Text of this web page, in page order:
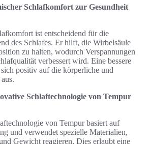
Schlafkomfort zur Gesundheit
ist entscheidend für die
des Schlafes. Er hilft, die Wirbelsäule
zu halten, wodurch Verspannungen
verbessert wird. Eine bessere
positiv auf die körperliche und
Schlaftechnologie von Tempur
von Tempur basiert auf
und verwendet spezielle Materialien,
Gewicht reagieren. Dies erlaubt eine